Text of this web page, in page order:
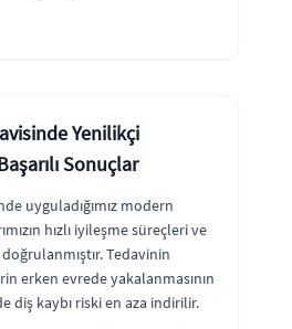
Yenilikçi
Sonuçlar
uyguladığımız modern
hızlı iyileşme süreçleri ve
Tedavinin
erken evrede yakalanmasının
diş kaybı riski en aza indirilir.